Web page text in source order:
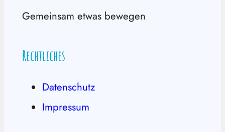
Gemeinsam etwas bewegen
Rechtliches
Datenschutz
Impressum